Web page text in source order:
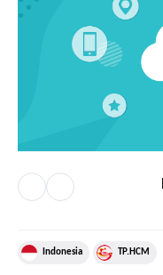
Indonesia TP.HCM